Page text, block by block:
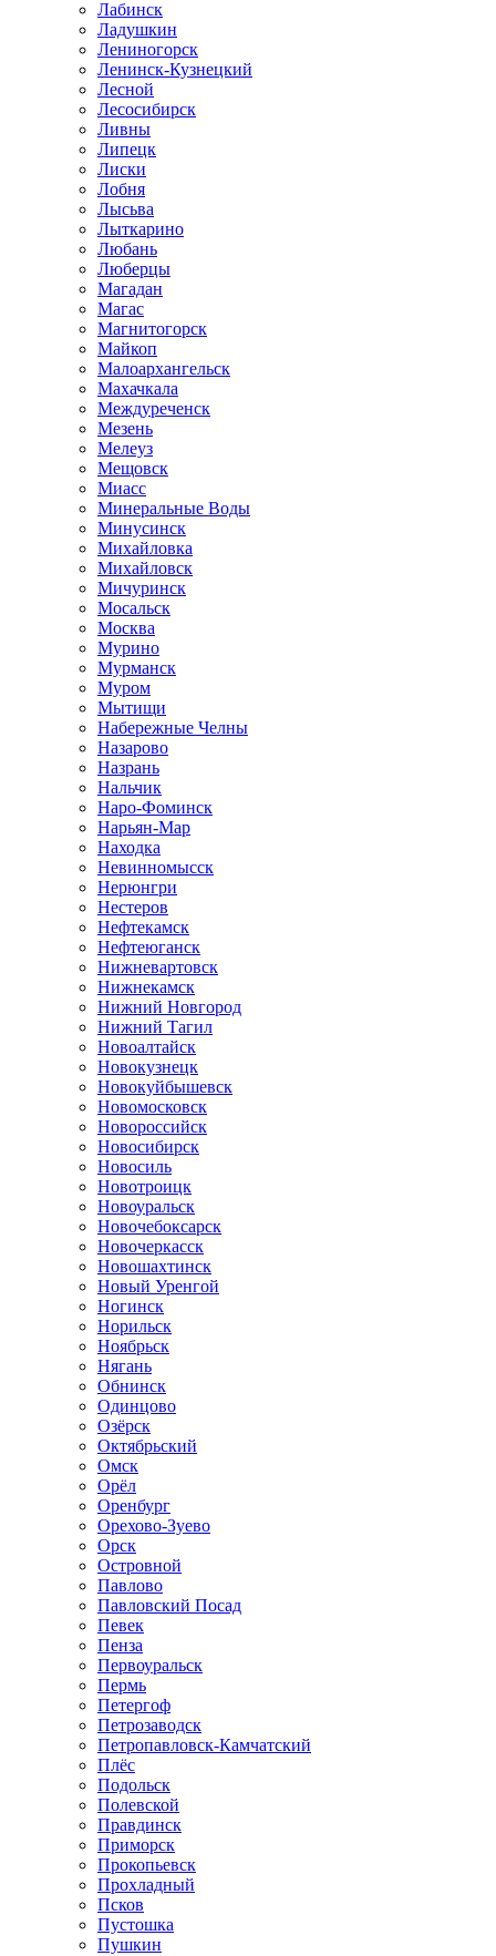
Лабинск
Ладушкин
Лениногорск
Ленинск-Кузнецкий
Лесной
Лесосибирск
Ливны
Липецк
Лиски
Лобня
Лысьва
Лыткарино
Любань
Люберцы
Магадан
Магас
Магнитогорск
Майкоп
Малоархангельск
Махачкала
Междуреченск
Мезень
Мелеуз
Мещовск
Миасс
Минеральные Воды
Минусинск
Михайловка
Михайловск
Мичуринск
Мосальск
Москва
Мурино
Мурманск
Муром
Мытищи
Набережные Челны
Назарово
Назрань
Нальчик
Наро-Фоминск
Нарьян-Мар
Находка
Невинномысск
Нерюнгри
Нестеров
Нефтекамск
Нефтеюганск
Нижневартовск
Нижнекамск
Нижний Новгород
Нижний Тагил
Новоалтайск
Новокузнецк
Новокуйбышевск
Новомосковск
Новороссийск
Новосибирск
Новосиль
Новотроицк
Новоуральск
Новочебоксарск
Новочеркасск
Новошахтинск
Новый Уренгой
Ногинск
Норильск
Ноябрьск
Нягань
Обнинск
Одинцово
Озёрск
Октябрьский
Омск
Орёл
Оренбург
Орехово-Зуево
Орск
Островной
Павлово
Павловский Посад
Певек
Пенза
Первоуральск
Пермь
Петергоф
Петрозаводск
Петропавловск-Камчатский
Плёс
Подольск
Полевской
Правдинск
Приморск
Прокопьевск
Прохладный
Псков
Пустошка
Пушкин